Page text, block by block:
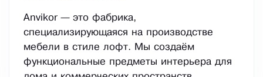
Anvikor — это фабрика,
специализирующаяся на производстве
мебели в стиле лофт. Мы создаём
функциональные предметы интерьера для